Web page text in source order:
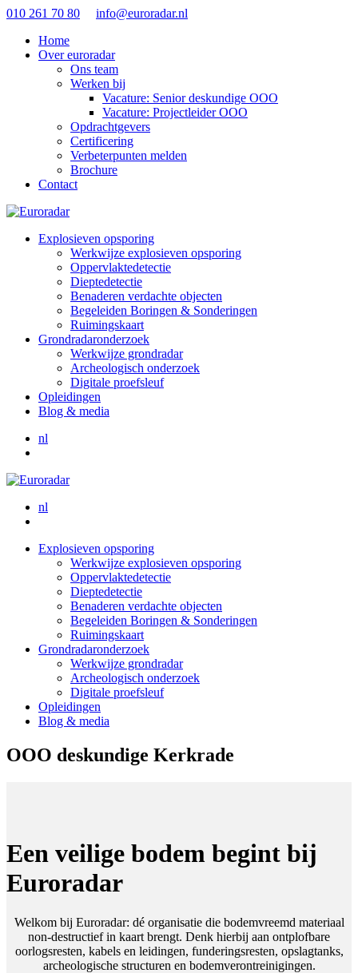
010 261 70 80
info@euroradar.nl
Home
Over euroradar
Ons team
Werken bij
Vacature: Senior deskundige OOO
Vacature: Projectleider OOO
Opdrachtgevers
Certificering
Verbeterpunten melden
Brochure
Contact
Explosieven opsporing
Werkwijze explosieven opsporing
Oppervlaktedetectie
Dieptedetectie
Benaderen verdachte objecten
Begeleiden Boringen & Sonderingen
Ruimingskaart
Grondradaronderzoek
Werkwijze grondradar
Archeologisch onderzoek
Digitale proefsleuf
Opleidingen
Blog & media
nl
nl
Explosieven opsporing
Werkwijze explosieven opsporing
Oppervlaktedetectie
Dieptedetectie
Benaderen verdachte objecten
Begeleiden Boringen & Sonderingen
Ruimingskaart
Grondradaronderzoek
Werkwijze grondradar
Archeologisch onderzoek
Digitale proefsleuf
Opleidingen
Blog & media
OOO deskundige Kerkrade
Een veilige bodem begint bij
Euroradar
Welkom bij Euroradar: dé organisatie die bodemvreemd materiaal
non-destructief in kaart brengt. Denk hierbij aan ontplofbare
oorlogsresten, kabels en leidingen, funderingsresten, opslagtanks,
archeologische structuren en bodemverontreinigingen.